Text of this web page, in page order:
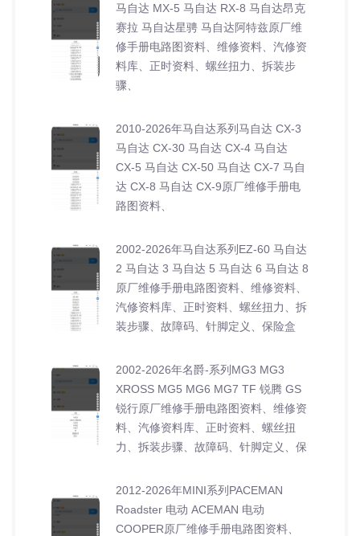
马自达 MX-5 马自达 RX-8 马自达昂克
赛拉 马自达星骋 马自达阿特兹原厂维
修手册电路图资料、维修资料、汽修资
料库、正时资料、螺丝扭力、拆装步
骤、
2010-2026年马自达系列马自达 CX-3
马自达 CX-30 马自达 CX-4 马自达
CX-5 马自达 CX-50 马自达 CX-7 马自
达 CX-8 马自达 CX-9原厂维修手册电
路图资料、
2002-2026年马自达系列EZ-60 马自达
2 马自达 3 马自达 5 马自达 6 马自达 8
原厂维修手册电路图资料、维修资料、
汽修资料库、正时资料、螺丝扭力、拆
装步骤、故障码、针脚定义、保险盒
2002-2026年名爵-系列MG3 MG3
XROSS MG5 MG6 MG7 TF 锐腾 GS
锐行原厂维修手册电路图资料、维修资
料、汽修资料库、正时资料、螺丝扭
力、拆装步骤、故障码、针脚定义、保
2012-2026年MINI系列PACEMAN
Roadster 电动 ACEMAN 电动
COOPER原厂维修手册电路图资料、